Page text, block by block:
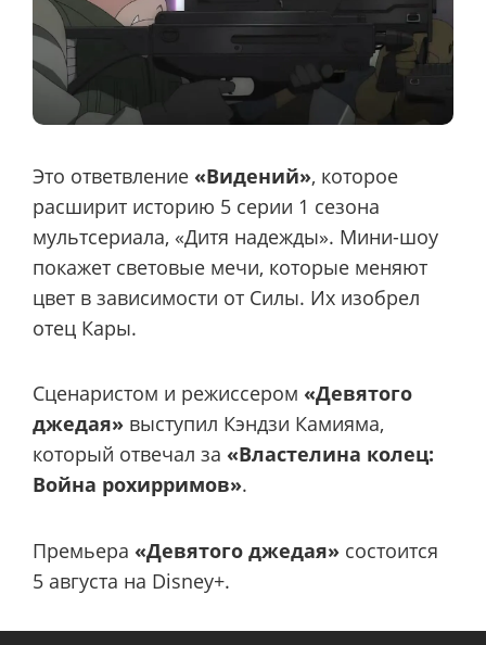
Это ответвление «Видений», которое
расширит историю 5 серии 1 сезона
мультсериала, «Дитя надежды». Мини-шоу
покажет световые мечи, которые меняют
цвет в зависимости от Силы. Их изобрел
отец Кары.
Сценаристом и режиссером «Девятого
джедая» выступил Кэндзи Камияма,
который отвечал за «Властелина колец:
Война рохирримов».
Премьера «Девятого джедая» состоится
5 августа на Disney+.